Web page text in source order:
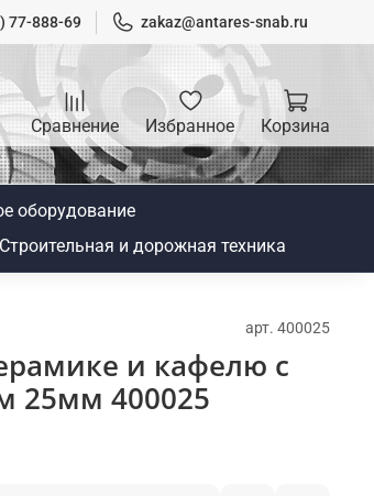
77-888-69 zakaz@antares-snab.ru
Сравнение Избранное Корзина
оборудование
Строительная и дорожная техника
арт. 400025
и кафелю с
25мм 400025